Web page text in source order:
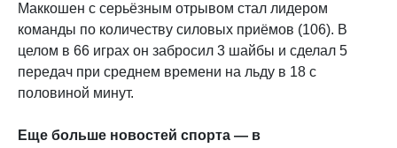
Маккошен с серьёзным отрывом стал лидером
команды по количеству силовых приёмов (106). В
целом в 66 играх он забросил 3 шайбы и сделал 5
передач при среднем времени на льду в 18 с
половиной минут.
Еще больше новостей спорта — в